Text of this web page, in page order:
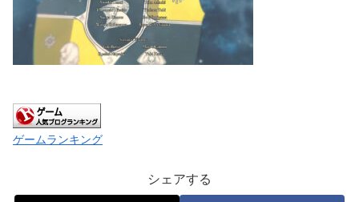
ゲームランキング
シェアする